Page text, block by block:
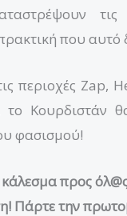
τις
που αυτό
περιοχές Zap,
το Κουρδιστάν
φασισμού!
προς
Πάρτε την